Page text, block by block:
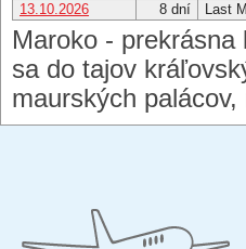
13.10.2026
8 dní Last
Maroko -
sa do tajov
maurských